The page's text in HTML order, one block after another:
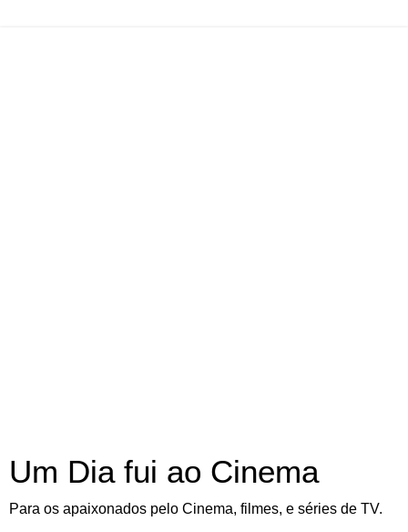
Um Dia fui ao Cinema
Para os apaixonados pelo Cinema, filmes, e séries de TV.